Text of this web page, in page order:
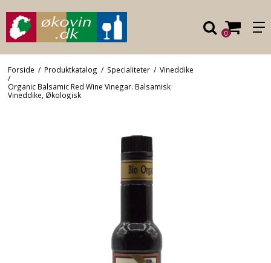
0
Forside / Produktkatalog / Specialiteter / Vineddike
/
Organic Balsamic Red Wine Vinegar. Balsamisk
Vineddike, Økologisk